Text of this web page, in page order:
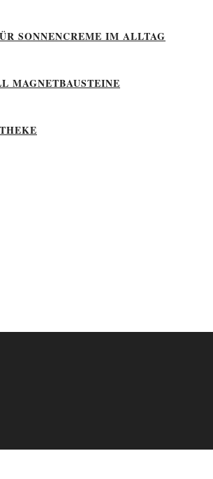
SONNENCREME IM ALLTAG
MAGNETBAUSTEINE